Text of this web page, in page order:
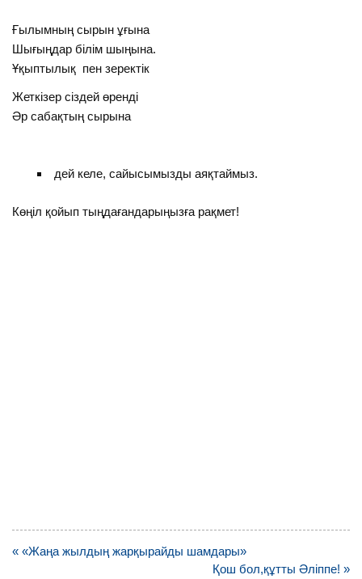
Ғылымның сырын ұғына
Шығыңдар білім шыңына.
Ұқыптылық пен зеректік
Жеткізер сіздей өренді
Әр сабақтың сырына
дей келе, сайысымызды аяқтаймыз.
Көңіл қойып тыңдағандарыңызға рақмет!
Навигация
« «Жаңа жылдың жарқырайды шамдары»
Қош бол,құтты Әліппе! »